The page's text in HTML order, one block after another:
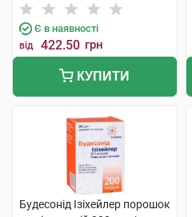
Є в наявності
від 422.50 грн
КУПИТИ
Будесонід Ізіхейлер порошок